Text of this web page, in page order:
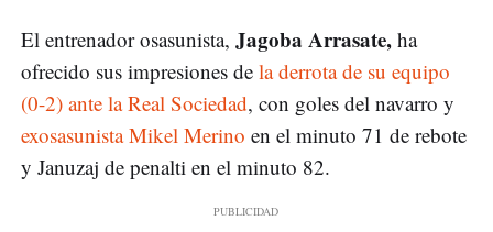
El entrenador osasunista, Jagoba Arrasate, ha
ofrecido sus impresiones de la derrota de su equipo
(0-2) ante la Real Sociedad, con goles del navarro y
exosasunista Mikel Merino en el minuto 71 de rebote
y Januzaj de penalti en el minuto 82.